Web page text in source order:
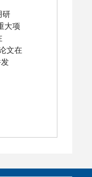
研
大项
文在